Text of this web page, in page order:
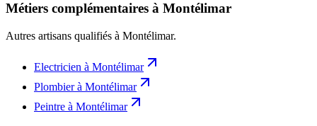
Métiers complémentaires à Montélimar
Autres artisans qualifiés à Montélimar.
Electricien à Montélimar
Plombierà Montélimar
Peintre à Montélimar